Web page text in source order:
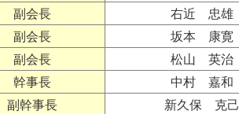
副会長
右近 忠雄
副会長
坂本 康寛
副会長
松山 英治
幹事長
中村 嘉和
副幹事長
新久保 克己